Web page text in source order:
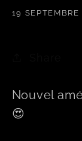
19 SEPTEMBRE
Nouvel
😍